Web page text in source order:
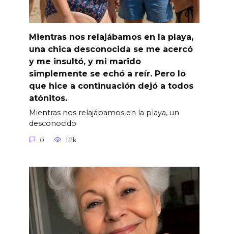
Mientras nos relajábamos en la playa,
una chica desconocida se me acercó
y me insultó, y mi marido
simplemente se echó a reír. Pero lo
que hice a continuación dejó a todos
atónitos.
Mientras nos relajábamos en la playa, un
desconocido
0 1.2k.